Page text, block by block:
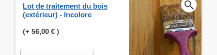
Lot de traitement du bois
(extérieur) - Incolore
(+ 56,00 € )